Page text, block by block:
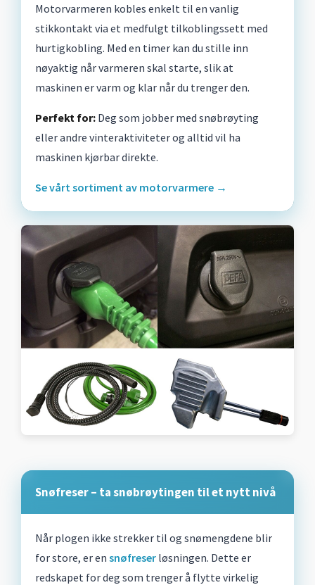
Motorvarmeren kobles enkelt til en vanlig
stikkontakt via et medfulgt tilkoblingssett med
hurtigkobling. Med en timer kan du stille inn
nøyaktig når varmeren skal starte, slik at
maskinen er varm og klar når du trenger den.
Perfekt for: Deg som jobber med snøbrøyting
eller andre vinteraktiviteter og alltid vil ha
maskinen kjørbar direkte.
Se vårt sortiment av motorvarmere →
Snøfreser – ta snøbrøytingen til et nytt nivå
Når plogen ikke strekker til og snømengdene blir
for store, er en snøfreser løsningen. Dette er
redskapet for deg som trenger å flytte virkelig